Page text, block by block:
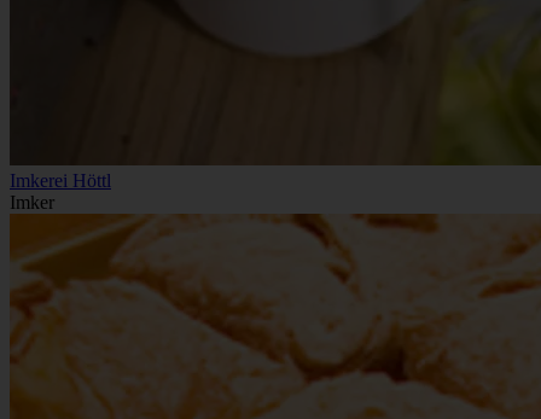
Imkerei Höttl
Imker